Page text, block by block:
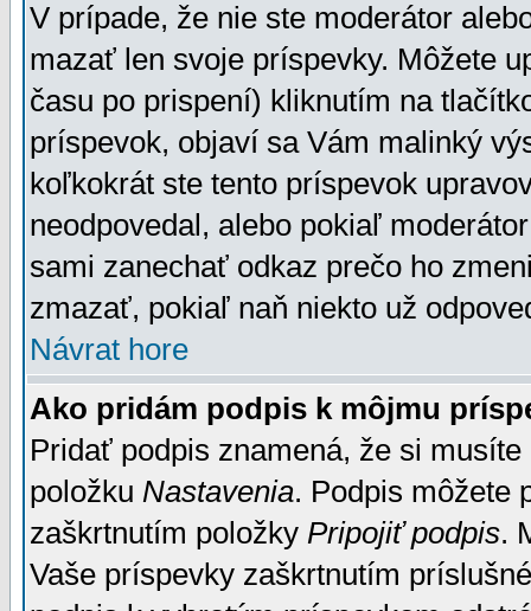
V prípade, že nie ste moderátor
mazať len svoje príspevky. Môžete
času po prispení) kliknutím na
príspevok, objaví sa Vám malinký
koľkokrát ste tento príspevok
neodpovedal, alebo pokiaľ
sami zanechať odkaz prečo ho
zmazať, pokiaľ naň niekto už
Návrat hore
Ako pridám podpis k môjmu
Pridať podpis znamená, že si
položku Nastavenia. Podpis môžete
zaškrtnutím položky Pripojiť podpis.
Vaše príspevky zaškrtnutím